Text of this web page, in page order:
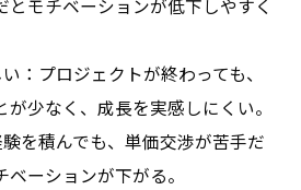
とモチベーションが低下しやすく
：プロジェクトが終わっても、
少なく、成長を実感しにくい。
を積んでも、単価交渉が苦手だ
ーションが下がる。